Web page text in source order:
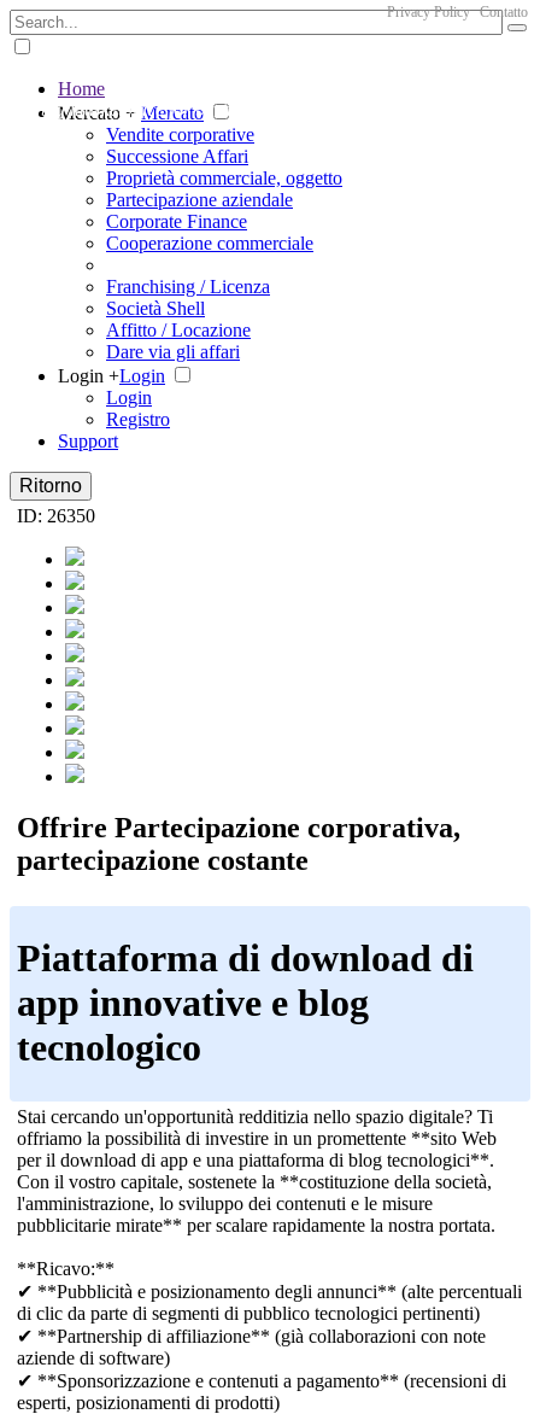
The big marketplace for business
Privacy Policy Contatto
Home
Mercato + Mercato
Vendite corporative
Successione Affari
Proprietà commerciale, oggetto
Partecipazione aziendale
Corporate Finance
Cooperazione commerciale
Franchising / Licenza
Società Shell
Affitto / Locazione
Dare via gli affari
Login +Login
Login
Registro
Support
Ritorno
ID: 26350
Offrire Partecipazione corporativa,
partecipazione costante
Piattaforma di download di
app innovative e blog
tecnologico
Stai cercando un'opportunità redditizia nello spazio digitale? Ti
offriamo la possibilità di investire in un promettente **sito Web
per il download di app e una piattaforma di blog tecnologici**.
Con il vostro capitale, sostenete la **costituzione della società,
l'amministrazione, lo sviluppo dei contenuti e le misure
pubblicitarie mirate** per scalare rapidamente la nostra portata.
**Ricavo:**
✔ **Pubblicità e posizionamento degli annunci** (alte percentuali
di clic da parte di segmenti di pubblico tecnologici pertinenti)
✔ **Partnership di affiliazione** (già collaborazioni con note
aziende di software)
✔ **Sponsorizzazione e contenuti a pagamento** (recensioni di
esperti, posizionamenti di prodotti)